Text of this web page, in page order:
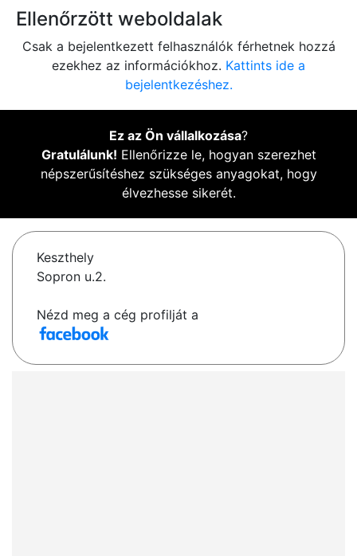
Ellenőrzött weboldalak
Csak a bejelentkezett felhasználók férhetnek hozzá
ezekhez az információkhoz. Kattints ide a
bejelentkezéshez.
Ez az Ön vállalkozása?
Gratulálunk! Ellenőrizze le, hogyan szerezhet
népszerűsítéshez szükséges anyagokat, hogy
élvezhesse sikerét.
Keszthely
Sopron u.2.
Nézd meg a cég profilját a